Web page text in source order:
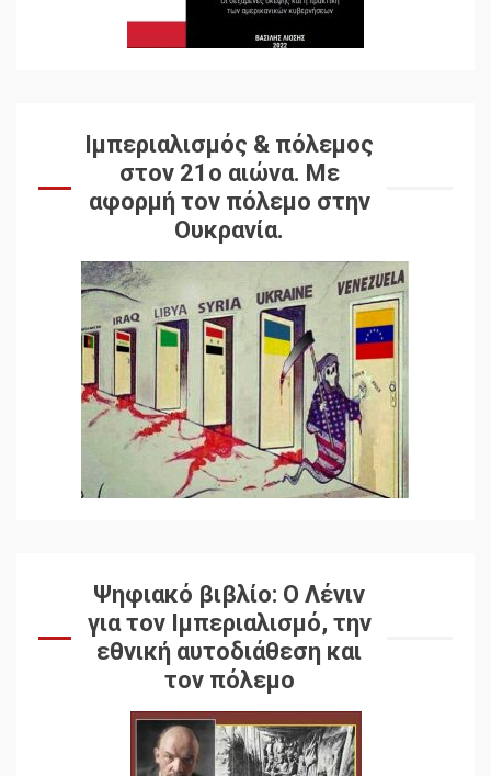
Ιμπεριαλισμός & πόλεμος
στον 21ο αιώνα. Mε
αφορμή τον πόλεμο στην
Ουκρανία.
Ψηφιακό βιβλίο: Ο Λένιν
για τον Ιμπεριαλισμό, την
εθνική αυτοδιάθεση και
τον πόλεμο